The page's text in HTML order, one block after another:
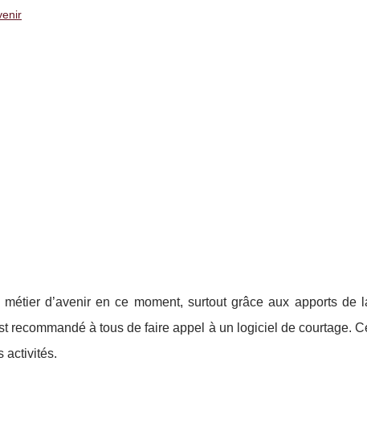
d’avenir en ce moment, surtout grâce aux apports de
recommandé à tous de faire appel à un logiciel de courtage.
activités.